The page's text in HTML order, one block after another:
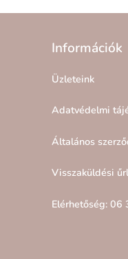
Információk
Üzleteink
Adatvédelmi
Általános
Visszaküldési
Elérhetőség: